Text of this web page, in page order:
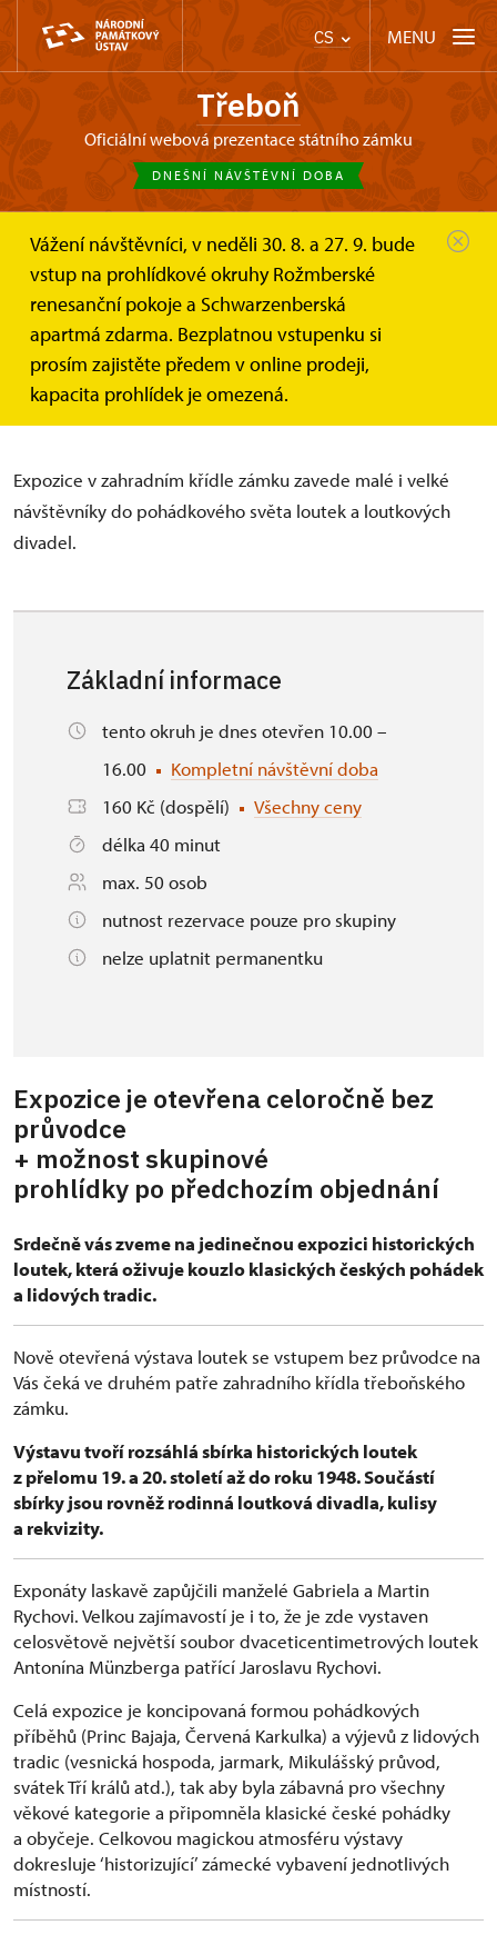
CS MENU
Třeboň
oficiální webová prezentace státního zámku
DNEŠNÍ NÁVŠTĚVNÍ DOBA
Vážení návštěvníci, v neděli 30. 8. a 27. 9. bude
vstup na prohlídkové okruhy Rožmberské
renesanční pokoje a Schwarzenberská
apartmá zdarma. Bezplatnou vstupenku si
prosím zajistěte předem v online prodeji,
kapacita prohlídek je omezená.
Třeboň
Informace pro návštěvníky
Prohlídkové okruhy
Pohádkový svět loutek aneb 100 let...
Pohádkový svět loutek aneb
100 let zpátky do pohádky
Expozice v zahradním křídle zámku zavede malé i velké
návštěvníky do pohádkového světa loutek a loutkových
divadel.
Základní informace
tento okruh je dnes otevřen 10.00 –
16.00
Kompletní návštěvní doba
160 Kč (dospělí)
Všechny ceny
délka 40 minut
max. 50 osob
nutnost rezervace pouze pro skupiny
nelze uplatnit permanentku
Expozice je otevřena celoročně bez
průvodce
+ možnost skupinové
prohlídky po předchozím objednání
Srdečně vás zveme na jedinečnou expozici historických
loutek, která oživuje kouzlo klasických českých pohádek
a lidových tradic.
Nově otevřená výstava loutek se vstupem bez průvodce na
Vás čeká ve druhém patře zahradního křídla třeboňského
zámku.
Výstavu tvoří rozsáhlá sbírka historických loutek
z přelomu 19. a 20. století až do roku 1948. Součástí
sbírky jsou rovněž rodinná loutková divadla, kulisy
a rekvizity.
Exponáty laskavě zapůjčili manželé Gabriela a Martin
Rychovi. Velkou zajímavostí je i to, že je zde vystaven
celosvětově největší soubor dvaceticentimetrových loutek
Antonína Münzberga patřící Jaroslavu Rychovi.
Celá expozice je koncipovaná formou pohádkových
příběhů (Princ Bajaja, Červená Karkulka) a výjevů z lidových
tradic (vesnická hospoda, jarmark, Mikulášský průvod,
svátek Tří králů atd.), tak aby byla zábavná pro všechny
věkové kategorie a připomněla klasické české pohádky
a obyčeje. Celkovou magickou atmosféru výstavy
dokresluje ‘historizující’ zámecké vybavení jednotlivých
místností.